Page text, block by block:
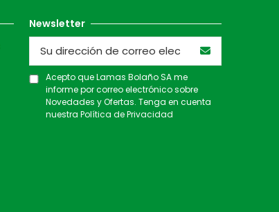
Newsletter
Acepto que Lamas Bolaño SA me
informe por correo electrónico sobre
Novedades y Ofertas. Tenga en cuenta
nuestraPolítica de Privacidad